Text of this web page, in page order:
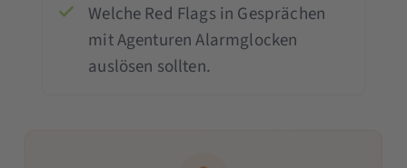
Welche Red Flags in Gesprächen
mit Agenturen Alarmglocken
auslösen sollten.